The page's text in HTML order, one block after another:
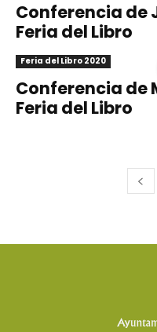
Conferencia de
Feria del Libro
Feria del Libro 2020
Conferencia de
Feria del Libro